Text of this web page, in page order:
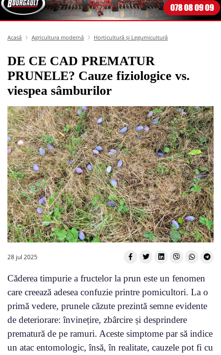
Acasă Agricultura modernă Horticultură și Legumicultură
DE CE CAD PREMATUR
PRUNELE? Cauze fiziologice vs.
viespea sâmburilor
28 jul 2025
Căderea timpurie a fructelor la prun este un fenomen
care creează adesea confuzie printre pomicultori. La o
primă vedere, prunele căzute prezintă semne evidente
de deteriorare: învinețire, zbârcire și desprindere
prematură de pe ramuri. Aceste simptome par să indice
un atac entomologic, însă, în realitate, cauzele pot fi cu